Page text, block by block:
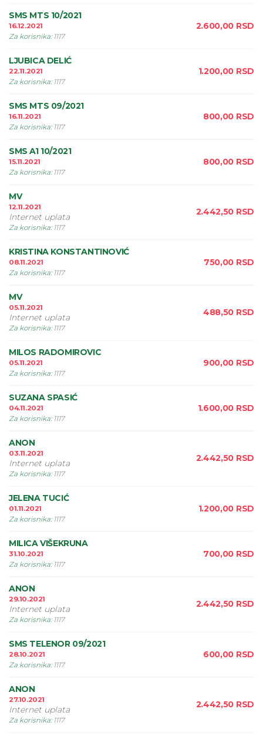
SMS MTS 10/2021
16.12.2021
Za korisnika: 1117
2.600,00 RSD
LJUBICA DELIĆ
22.11.2021
Za korisnika: 1117
1.200,00 RSD
SMS MTS 09/2021
16.11.2021
Za korisnika: 1117
800,00 RSD
SMS A1 10/2021
15.11.2021
Za korisnika: 1117
800,00 RSD
MV
12.11.2021
Internet uplata
Za korisnika: 1117
2.442,50 RSD
KRISTINA KONSTANTINOVIĆ
08.11.2021
Za korisnika: 1117
750,00 RSD
MV
05.11.2021
Internet uplata
Za korisnika: 1117
488,50 RSD
MILOS RADOMIROVIC
05.11.2021
Za korisnika: 1117
900,00 RSD
SUZANA SPASIĆ
04.11.2021
Za korisnika: 1117
1.600,00 RSD
ANON
03.11.2021
Internet uplata
Za korisnika: 1117
2.442,50 RSD
JELENA TUCIĆ
01.11.2021
Za korisnika: 1117
1.200,00 RSD
MILICA VIŠEKRUNA
31.10.2021
Za korisnika: 1117
700,00 RSD
ANON
29.10.2021
Internet uplata
Za korisnika: 1117
2.442,50 RSD
SMS TELENOR 09/2021
28.10.2021
Za korisnika: 1117
600,00 RSD
ANON
27.10.2021
Internet uplata
Za korisnika: 1117
2.442,50 RSD